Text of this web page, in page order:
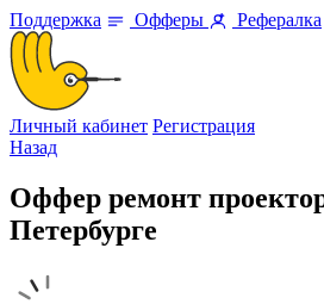
Поддержка Офферы Рефералка
Личный кабинет Регистрация
Назад
Оффер ремонт
Петербурге